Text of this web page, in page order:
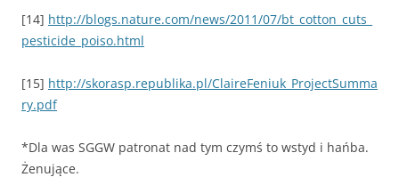
[14] http://blogs.nature.com/news/2011/07/bt_cotton_cuts_
pesticide_poiso.html
[15] http://skorasp.republika.pl/ClaireFeniuk_ProjectSumma
ry.pdf
*Dla was SGGW patronat nad tym czymś to wstyd i hańba.
Żenujące.